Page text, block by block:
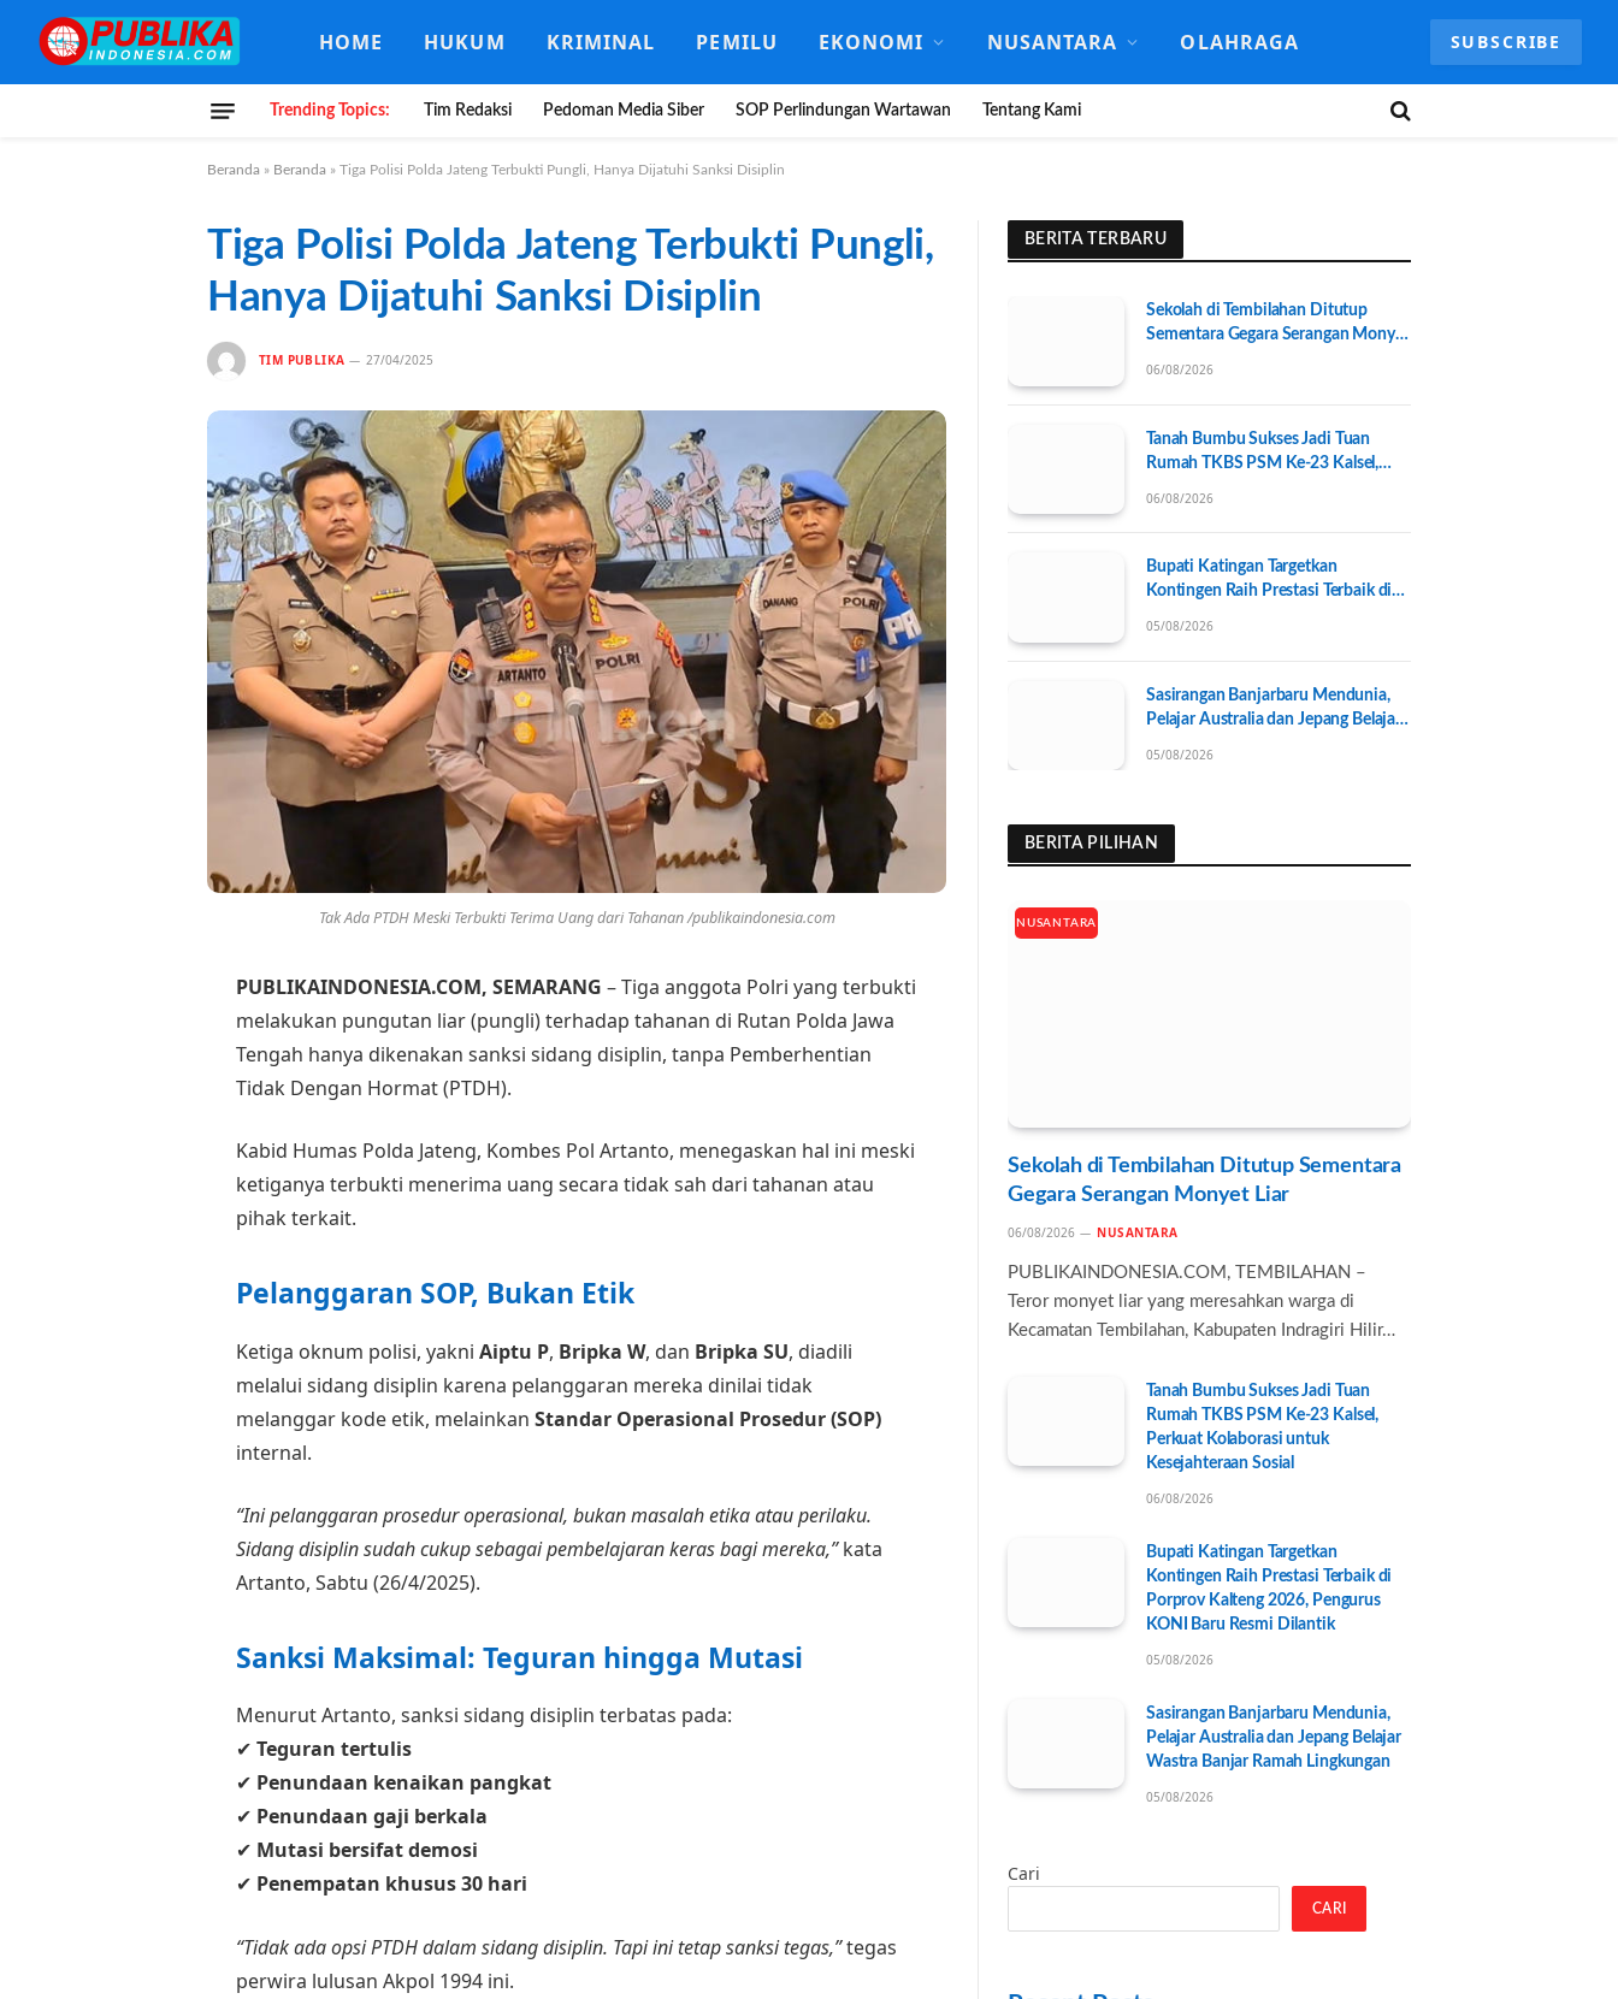
HOME HUKUM KRIMINAL PEMILU EKONOMI NUSANTARA OLAHRAGA SUBSCRIBE
Trending Topics: Tim Redaksi Pedoman Media Siber SOP Perlindungan Wartawan Tentang Kami
Beranda » Beranda » Tiga Polisi Polda Jateng Terbukti Pungli, Hanya Dijatuhi Sanksi Disiplin
Tiga Polisi Polda Jateng Terbukti Pungli,
Hanya Dijatuhi Sanksi Disiplin
TIM PUBLIKA 27/04/2025
Tak Ada PTDH Meski Terbukti Terima Uang dari Tahanan /publikaindonesia.com
PUBLIKAINDONESIA.COM, SEMARANG – Tiga anggota Polri yang terbukti
melakukan pungutan liar (pungli) terhadap tahanan di Rutan Polda Jawa
Tengah hanya dikenakan sanksi sidang disiplin, tanpa Pemberhentian
Tidak Dengan Hormat (PTDH).
Kabid Humas Polda Jateng, Kombes Pol Artanto, menegaskan hal ini meski
ketiganya terbukti menerima uang secara tidak sah dari tahanan atau
pihak terkait.
Pelanggaran SOP, Bukan Etik
Ketiga oknum polisi, yakniAiptu P, Bripka W, dan Bripka SU, diadili
melalui sidang disiplin karena pelanggaran mereka dinilai tidak
melanggar kode etik, melainkanStandar Operasional Prosedur (SOP)
internal.
“Ini pelanggaran prosedur operasional, bukan masalah etika atau perilaku.
Sidang disiplin sudah cukup sebagai pembelajaran keras bagi mereka,”kata
Artanto, Sabtu (26/4/2025).
Sanksi Maksimal: Teguran hingga Mutasi
Menurut Artanto, sanksi sidang disiplin terbatas pada:
✔Teguran tertulis
✔ Penundaan kenaikan pangkat
✔ Penundaan gaji berkala
✔ Mutasi bersifat demosi
✔ Penempatan khusus 30 hari
“Tidak ada opsi PTDH dalam sidang disiplin. Tapi ini tetap sanksi tegas,”tegas
perwira lulusan Akpol 1994 ini.
BERITA TERBARU
Sekolah di Tembilahan Ditutup
Sementara Gegara Serangan Monyet
06/08/2026
Tanah Bumbu Sukses Jadi Tuan
Rumah TKBS PSM Ke-23 Kalsel,
06/08/2026
Bupati Katingan Targetkan
Kontingen Raih Prestasi Terbaik di
05/08/2026
Sasirangan Banjarbaru Mendunia,
Pelajar Australia dan Jepang Belajar
05/08/2026
BERITA PILIHAN
NUSANTARA
Sekolah di Tembilahan Ditutup Sementara
Gegara Serangan Monyet Liar
06/08/2026 NUSANTARA
PUBLIKAINDONESIA.COM, TEMBILAHAN –
Teror monyet liar yang meresahkan warga di
Kecamatan Tembilahan, Kabupaten Indragiri Hilir…
Tanah Bumbu Sukses Jadi Tuan
Rumah TKBS PSM Ke-23 Kalsel,
Perkuat Kolaborasi untuk
Kesejahteraan Sosial
06/08/2026
Bupati Katingan Targetkan
Kontingen Raih Prestasi Terbaik di
Porprov Kalteng 2026, Pengurus
KONI Baru Resmi Dilantik
05/08/2026
Sasirangan Banjarbaru Mendunia,
Pelajar Australia dan Jepang Belajar
Wastra Banjar Ramah Lingkungan
05/08/2026
Cari
CARI